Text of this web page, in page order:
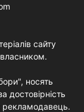
сайту
носять
достовірність
рекламодавець.